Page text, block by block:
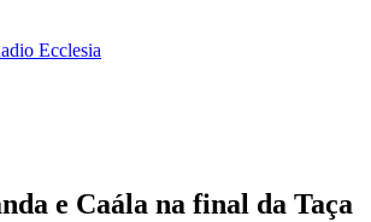
Ecclesia
e Caála na final da Taça